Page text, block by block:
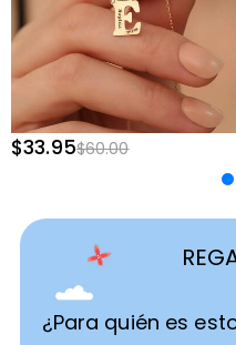
$33.95$60.00
¿Para quién es